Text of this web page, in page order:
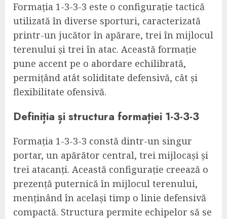
Formația 1-3-3-3 este o configurație tactică
utilizată în diverse sporturi, caracterizată
printr-un jucător în apărare, trei în mijlocul
terenului și trei în atac. Această formație
pune accent pe o abordare echilibrată,
permițând atât soliditate defensivă, cât și
flexibilitate ofensivă.
Definiția și structura formației 1-3-3-3
Formația 1-3-3-3 constă dintr-un singur
portar, un apărător central, trei mijlocași și
trei atacanți. Această configurație creează o
prezență puternică în mijlocul terenului,
menținând în același timp o linie defensivă
compactă. Structura permite echipelor să se